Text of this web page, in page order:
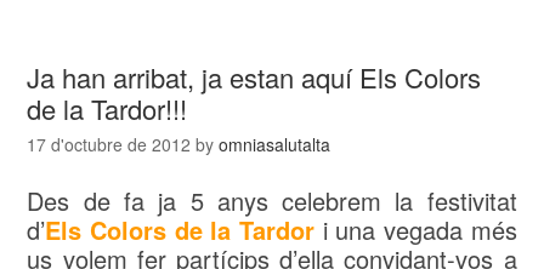
Ja han arribat, ja estan aquí Els Colors
de la Tardor!!!
17 d'octubre de 2012 byomniasalutalta
Des de fa ja 5 anys celebrem la festivitat
d’Els Colors de la Tardor i una vegada més
us volem fer partícips d’ella convidant-vos a